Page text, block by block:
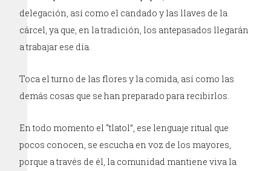
delegación, así como el candado y las llaves de la
cárcel, ya que, en la tradición, los antepasados llegarán
a trabajar ese día.
Toca el turno de las flores y la comida, así como las
demás cosas que se han preparado para recibirlos.
En todo momento el “tlatol”, ese lenguaje ritual que
pocos conocen, se escucha en voz de los mayores,
porque a través de él, la comunidad mantiene viva la